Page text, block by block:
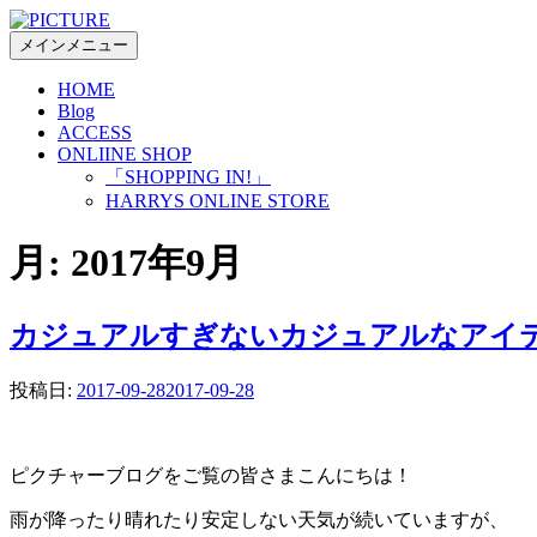
コ
ン
プ
メインメニュー
HOME
Blog
ACCESS
ONLIINE SHOP
「SHOPPING IN!」
HARRYS ONLINE STORE
月: 2017年9月
カジュアルすぎないカジュアルなアイ
投稿日: 2017-09-282017-09-28
ピクチャーブログをご覧の皆さまこんにちは！
雨が降ったり晴れたり安定しない天気が続いていますが、